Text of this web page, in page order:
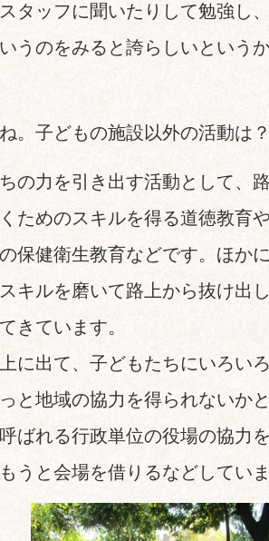
タッフに聞いたりして勉強し
うのをみると誇らしいという
。子どもの施設以外の活動は
の力を引き出す活動として、
ためのスキルを得る道徳教育
保健衛生教育などです。ほか
キルを磨いて路上から抜け出
きています。
に出て、子どもたちにいろい
と地域の協力を得られないか
ばれる行政単位の役場の協力
うと会場を借りるなどしてい